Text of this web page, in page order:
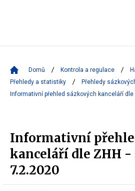
Domů Kontrola a regulace
Přehledy a statistiky
Přehledy
Informativní přehled sázkových kanceláří dle
Informativní
kanceláří dle ZHH -
7.2.2020